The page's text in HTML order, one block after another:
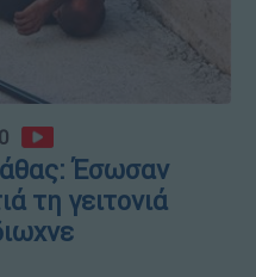
Έσωσαν
τη γειτονιά